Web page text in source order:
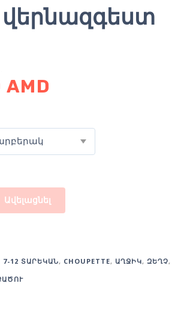
AMD
Ավելացնել
7-12 ՏԱՐԵԿԱՆ, CHOUPETTE, ԱՂՋԻԿ, ԶԵՂՉ,